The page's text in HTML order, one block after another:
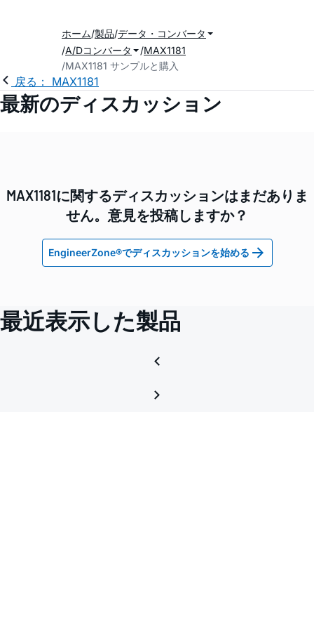
ホーム 製品 データ・コンバータ
A/Dコンバータ
MAX1181
MAX1181 サンプルと購入
戻る： MAX1181
最新のディスカッション
MAX1181に関するディスカッションはまだありま
せん。意見を投稿しますか？
EngineerZone®でディスカッションを始める
最近表示した製品